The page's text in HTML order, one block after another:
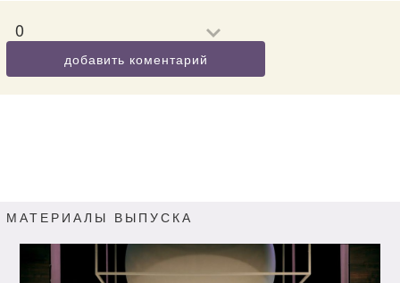
0
добавить коментарий
МАТЕРИАЛЫ ВЫПУСКА